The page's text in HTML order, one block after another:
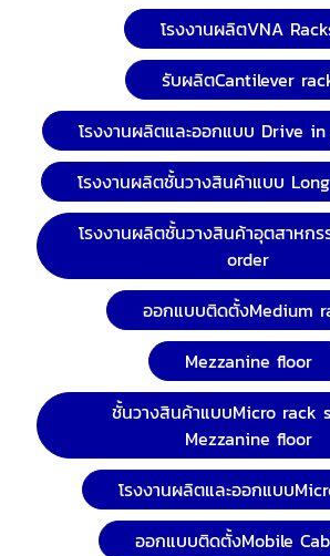
โรงงานผลิตVNA
รับผลิตCantilever
โรงงานผลิตและออกแบบ Drive
โรงงานผลิตชั้นวางสินค้าแบบ
โรงงานผลิตชั้นวางสินค้าอุตสาหก
order
ออกแบบติดตั้งMedium
Mezzanine floor
ชั้นวางสินค้าแบบMicro rack
Mezzanine floor
โรงงานผลิตและออกแบบ
ออกแบบติดตั้งMobile